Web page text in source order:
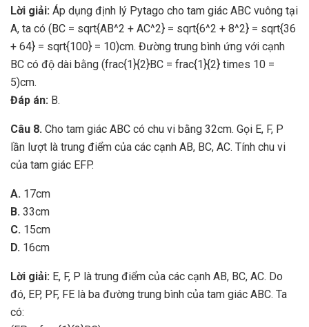
Lời giải: Áp dụng định lý Pytago cho tam giác ABC vuông tại
A, ta có (BC = sqrt{AB^2 + AC^2} = sqrt{6^2 + 8^2} = sqrt{36
+ 64} = sqrt{100} = 10)cm. Đường trung bình ứng với cạnh
BC có độ dài bằng (frac{1}{2}BC = frac{1}{2} times 10 =
5)cm.
Đáp án: B.
Câu 8. Cho tam giác ABC có chu vi bằng 32cm. Gọi E, F, P
lần lượt là trung điểm của các cạnh AB, BC, AC. Tính chu vi
của tam giác EFP.
A. 17cm
B. 33cm
C. 15cm
D. 16cm
Lời giải: E, F, P là trung điểm của các cạnh AB, BC, AC. Do
đó, EP, PF, FE là ba đường trung bình của tam giác ABC. Ta
có: